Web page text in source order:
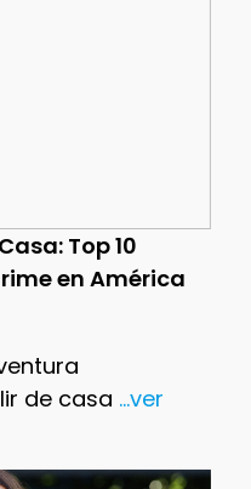
Top 10
en América
de casa ...ver